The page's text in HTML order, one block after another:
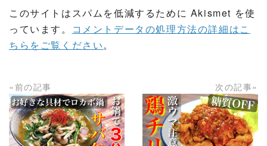
このサイトはスパムを低減するために Akismet を使
っています。
コメントデータの処理方法の詳細はこ
ちらをご覧ください。
«前の記事
READ MORE
次の記事»
READ MORE